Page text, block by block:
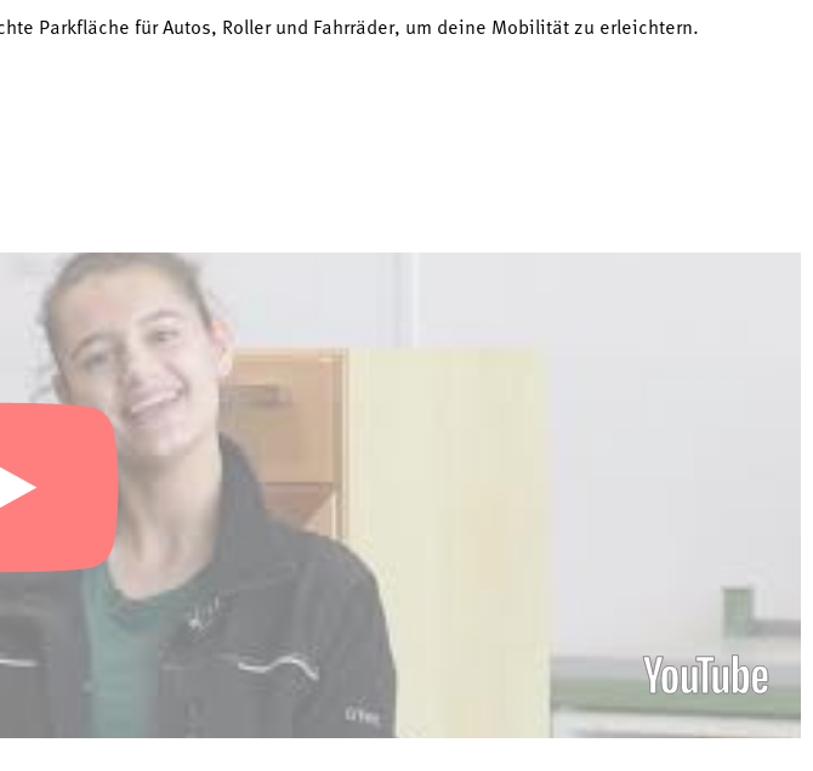
Parkfläche für Autos, Roller und Fahrräder, um deine Mobilität zu erleichtern.